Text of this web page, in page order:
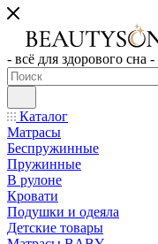
- всё для здорового сна -
Каталог
Матрасы
Беспружинные
Пружинные
В рулоне
Кровати
Подушки и одеяла
Детские товары